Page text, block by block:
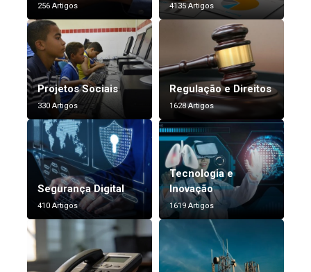
256 Artigos 4135 Artigos
Projetos Sociais
330 Artigos
Regulação e Direitos
1628 Artigos
Segurança Digital
410 Artigos
Tecnologia e
Inovação
1619 Artigos